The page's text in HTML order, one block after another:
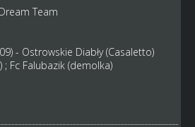
Team
- Ostrowskie Diabły (Casaletto)
; Fc Falubazik (demolka)